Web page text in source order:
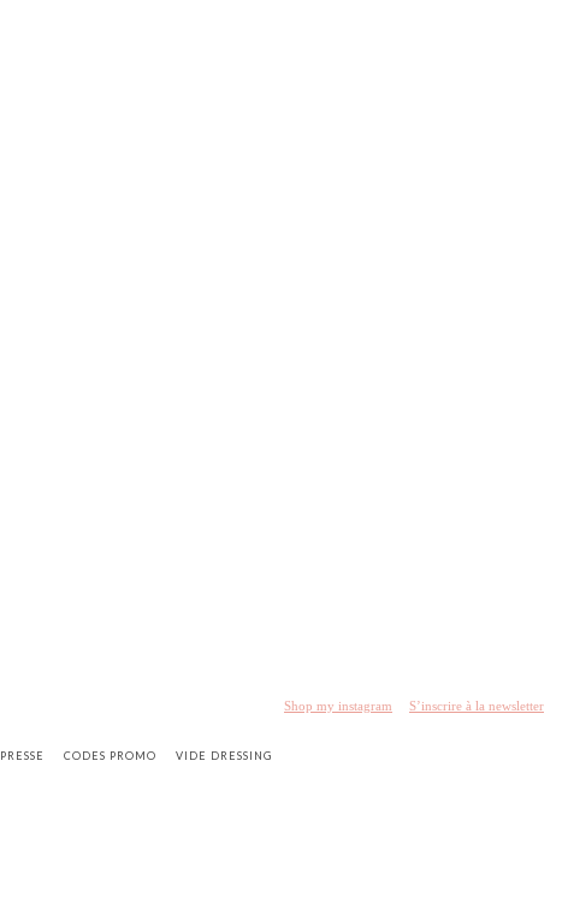
Shop my instagram S’inscrire à la newsletter
CODES PROMO VIDE DRESSING